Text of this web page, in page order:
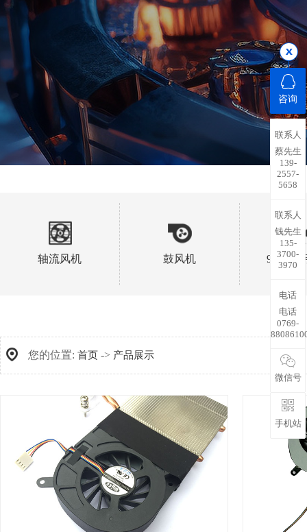
轴流风机 鼓风机 91抖音
您的位置: 首页 -> 产品展示
咨询
联系人
蔡先生
139-
2557-
5658
联系人
钱先生
135-
3700-
3970
电话
电话
0769-
微信号
手机站